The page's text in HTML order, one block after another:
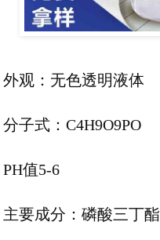
外观：无色透明液体
分子式：C4H9O9PO
PH值5-6
主要成分：磷酸三丁酯